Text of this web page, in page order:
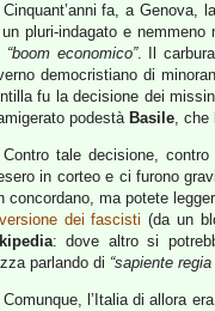
Cinquant’anni fa, a Genova,
pluri-indagato e
“boom economico”. Il
democristiano di
fu la decisione dei
podestà Basile, che
Contro tale decisione,
in corteo e ci furono
concordano, ma potete
versione dei fascisti (da un
: dove altro si
parlando di “sapiente
Comunque, l’Italia di allora